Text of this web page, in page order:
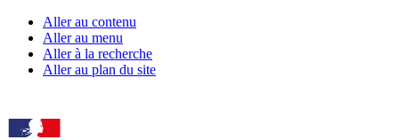
Aller au contenu
Aller au menu
Aller à la recherche
Aller au plan du site